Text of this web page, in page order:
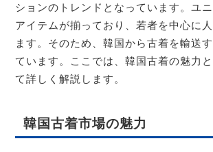
ションのトレンドとなっています。ユ
アイテムが揃っており、若者を中心に
ます。そのため、韓国から古着を輸送
ています。ここでは、韓国古着の魅力
て詳しく解説します。
韓国古着市場の魅力